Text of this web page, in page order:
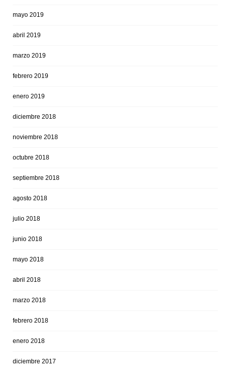
mayo 2019
abril 2019
marzo 2019
febrero 2019
enero 2019
diciembre 2018
noviembre 2018
octubre 2018
septiembre 2018
agosto 2018
julio 2018
junio 2018
mayo 2018
abril 2018
marzo 2018
febrero 2018
enero 2018
diciembre 2017